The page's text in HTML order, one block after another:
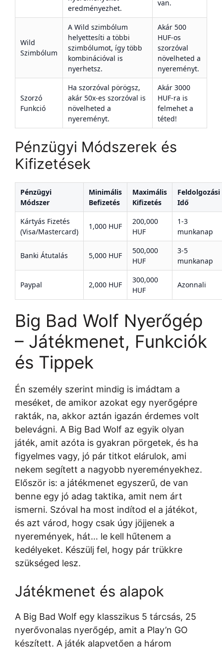
eredményezhet.
van.
Wild
Szimbólum
A Wild szimbólum
helyettesíti a többi
szimbólumot, így több
kombinációval is
nyerhetsz.
Akár 500
HUF-os
szorzóval
növelheted a
nyereményt.
Szorzó
Funkció
Ha szorzóval pörögsz,
akár 50x-es szorzóval is
növelheted a
nyereményt.
Akár 3000
HUF-ra is
felmehet a
téted!
Pénzügyi Módszerek és
Kifizetések
Pénzügyi
Módszer
Minimális
Befizetés
Maximális
Kifizetés
Feldolgozási
Idő
Kártyás Fizetés
(Visa/Mastercard)
1,000 HUF
200,000
HUF
1-3
munkanap
Banki Átutalás 5,000 HUF
500,000
HUF
3-5
munkanap
Paypal 2,000 HUF
300,000
HUF
Azonnali
Big Bad Wolf Nyerőgép
– Játékmenet, Funkciók
és Tippek
Én személy szerint mindig is imádtam a
meséket, de amikor azokat egy nyerőgépre
rakták, na, akkor aztán igazán érdemes volt
belevágni. A Big Bad Wolf az egyik olyan
játék, amit azóta is gyakran pörgetek, és ha
figyelmes vagy, jó pár titkot elárulok, ami
nekem segített a nagyobb nyereményekhez.
Először is: a játékmenet egyszerű, de van
benne egy jó adag taktika, amit nem árt
ismerni. Szóval ha most indítod el a játékot,
és azt várod, hogy csak úgy jöjjenek a
nyeremények, hát… le kell hűtenem a
kedélyeket. Készülj fel, hogy pár trükkre
szükséged lesz.
Játékmenet és alapok
A Big Bad Wolf egy klasszikus 5 tárcsás, 25
nyerővonalas nyerőgép, amit a Play’n GO
készített. A játék alapvetően a három